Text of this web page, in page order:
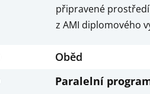
připravené
z AMI diplomového
Oběd
Paralelní